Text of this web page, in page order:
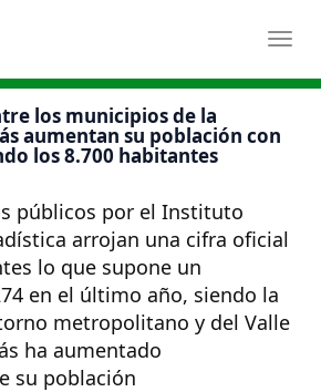
los municipios de la
aumentan su población con
los 8.700 habitantes
públicos por el Instituto
arrojan una cifra oficial
lo que supone un
en el último año, siendo la
metropolitano y del Valle
ha aumentado
su población